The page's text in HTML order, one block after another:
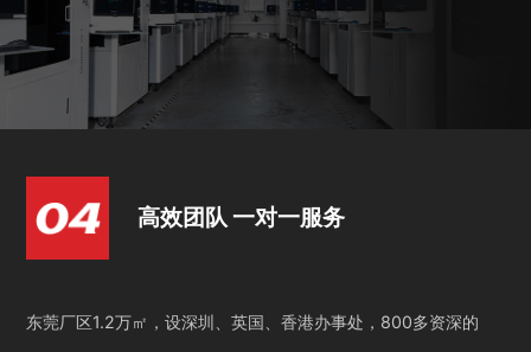
高效团队 一对一服务
东莞厂区1.2万㎡，设深圳、英国、香港办事处，800多资深的